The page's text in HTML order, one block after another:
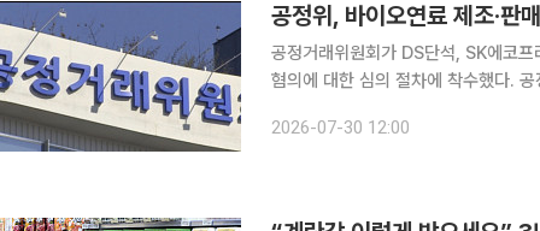
공정위, 바이오연료 제조·판
공정거래위원회가 DS단석, SK에코
혐의에 대한 심의 절차에 착수했다. 공정위는 30일 7개 바이오연료 제조 및 판매사업자들의 공정거
오연료 제조 및 판매사업자들은 DS
2026-07-30 12:00